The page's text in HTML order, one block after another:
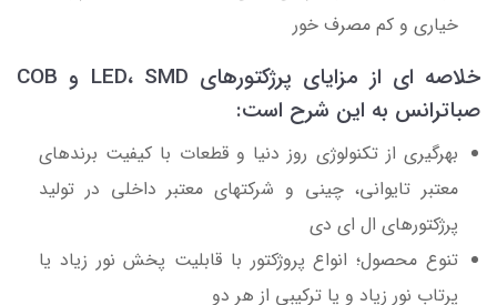
خیاری و کم مصرف خور
خلاصه ای از مزایای پرژکتورهای LED، SMD و COB
صباترانس به این شرح است:
بهرگیری از تکنولوژی روز دنیا و قطعات با کیفیت برندهای
معتبر تایوانی، چینی و شرکتهای معتبر داخلی در تولید
پرژکتورهای ال ای دی
تنوع محصول؛ انواع پروژکتور با قابلیت پخش نور زیاد یا
پرتاب نور زیاد و یا ترکیبی از هر دو